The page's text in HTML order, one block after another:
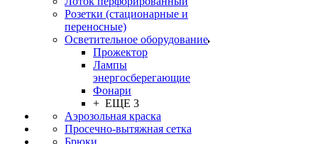
Розетки (стационарные и
переносные)
Осветительное оборудование
Прожектор
Лампы
энергосберегающие
Фонари
+ ЕЩЕ 3
Аэрозольная краска
Просечно-вытяжная сетка
Брюки